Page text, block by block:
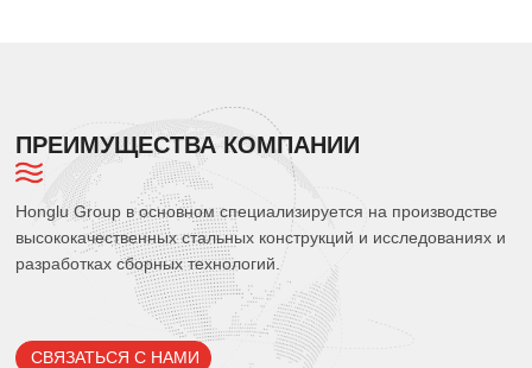
ПРЕИМУЩЕСТВА КОМПАНИИ
Honglu Group в основном специализируется на производстве
высококачественных стальных конструкций и исследованиях и
разработках сборных технологий.
СВЯЗАТЬСЯ С НАМИ